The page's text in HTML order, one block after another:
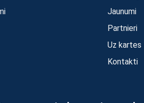
Jaunumi
Partnieri
Uz kartes
Kontakti